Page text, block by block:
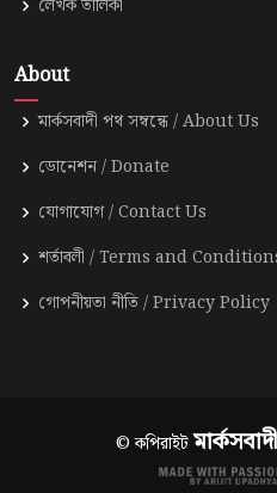
লেখক তালিকা
About
মার্কসবাদী পথ সম্বন্ধে / About Us
ডোনেশন / Donate
যোগাযোগ / Contact Us
শর্তাবলী / Terms and
গোপনীয়তা নীতি / Privacy Policy
© কপিরাইট